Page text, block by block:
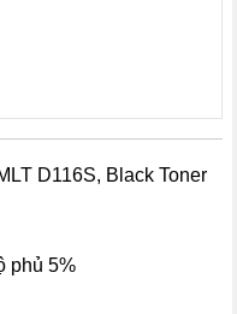
D116S, Black Toner
phủ 5%